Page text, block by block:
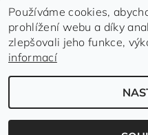
Dlouholetý výrobce rostoucích
2026 ©www.dvezidle.cz, všechna
Používáme cookies,
prohlížení webu a díky
zlepšovali jeho funkce,
informací